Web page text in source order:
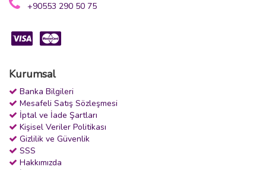
+90553 290 50 75
Kurumsal
Banka Bilgileri
Mesafeli Satış Sözleşmesi
İptal ve İade Şartları
Kişisel Veriler Politikası
Gizlilik ve Güvenlik
SSS
Hakkımızda